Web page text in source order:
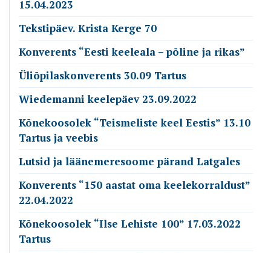
15.04.2023
Tekstipäev. Krista Kerge 70
Konverents “Eesti keeleala – põline ja rikas”
Üliõpilaskonverents 30.09 Tartus
Wiedemanni keelepäev 23.09.2022
Kõnekoosolek “Teismeliste keel Eestis” 13.10
Tartus ja veebis
Lutsid ja läänemeresoome pärand Latgales
Konverents “150 aastat oma keelekorraldust”
22.04.2022
Kõnekoosolek “Ilse Lehiste 100” 17.03.2022
Tartus